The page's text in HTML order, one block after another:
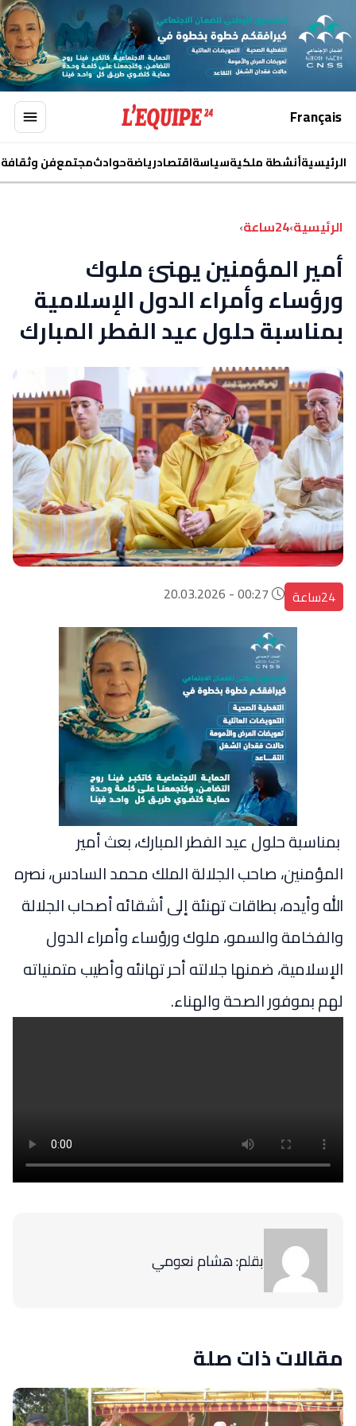
Français
الرئيسيةأنشطة ملكيةسياسةاقتصادرياضةحوادثمجتمعفن وثقافة
الرئيسية›24ساعة ›
أمير المؤمنين يهنئ ملوك
ورؤساء وأمراء الدول الإسلامية
بمناسبة حلول عيد الفطر المبارك
24ساعة
بمناسبة حلول عيد الفطر المبارك، بعث أمير
المؤمنين، صاحب الجلالة الملك محمد السادس، نصره
الله وأيده، بطاقات تهنئة إلى أشقائه أصحاب الجلالة
والفخامة والسمو، ملوك ورؤساء وأمراء الدول
الإسلامية، ضمنها جلالته أحر تهانئه وأطيب متمنياته
لهم بموفور الصحة والهناء.
بقلم: هشام نعومي
مقالات ذات صلة